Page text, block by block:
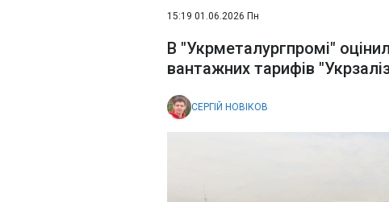
15:19 01.06.2026 Пн
В "Укрметалургпромі"
вантажних тарифів
СЕРГІЙ НОВІКОВ